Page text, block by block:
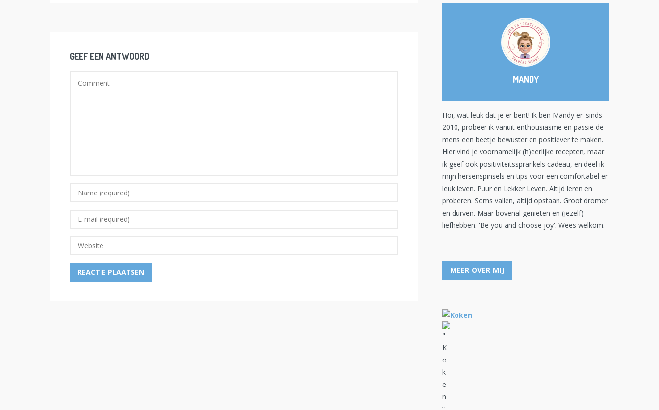
GEEF EEN ANTWOORD
MANDY
Hoi, wat leuk dat je er bent! Ik ben Mandy en sinds
2010, probeer ik vanuit enthousiasme en passie de
mens een beetje bewuster en positiever te maken.
Hier vind je voornamelijk (h)eerlijke recepten, maar
ik geef ook positiviteitssprankels cadeau, en deel ik
mijn hersenspinsels en tips voor een comfortabel en
leuk leven. Puur en Lekker Leven. Altijd leren en
proberen. Soms vallen, altijd opstaan. Groot dromen
en durven. Maar bovenal genieten en (jezelf)
liefhebben. 'Be you and choose joy'. Wees welkom.
MEER OVER MIJ